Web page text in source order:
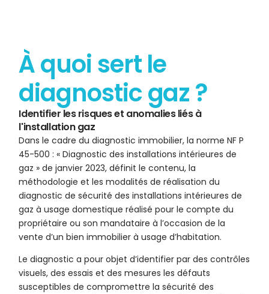
À quoi sert le
diagnostic gaz ?
Identifier les risques et anomalies liés à
l'installation gaz
Dans le cadre du diagnostic immobilier, la norme NF P
45-500 : « Diagnostic des installations intérieures de
gaz » de janvier 2023, définit le contenu, la
méthodologie et les modalités de réalisation du
diagnostic de sécurité des installations intérieures de
gaz à usage domestique réalisé pour le compte du
propriétaire ou son mandataire à l’occasion de la
vente d’un bien immobilier à usage d’habitation.
Le diagnostic a pour objet d’identifier par des contrôles
visuels, des essais et des mesures les défauts
susceptibles de compromettre la sécurité des